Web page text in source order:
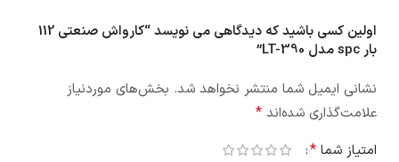
اولین کسی باشید که دیدگاهی می نویسد “کارواش صنعتی 112
بار spc مدل LT-390”
نشانی ایمیل شما منتشر نخواهد شد. بخش‌های موردنیاز
علامت‌گذاری شده‌اند *
امتیاز شما *